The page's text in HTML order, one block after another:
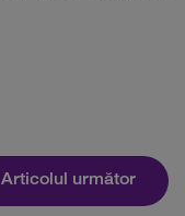
Articolul următor